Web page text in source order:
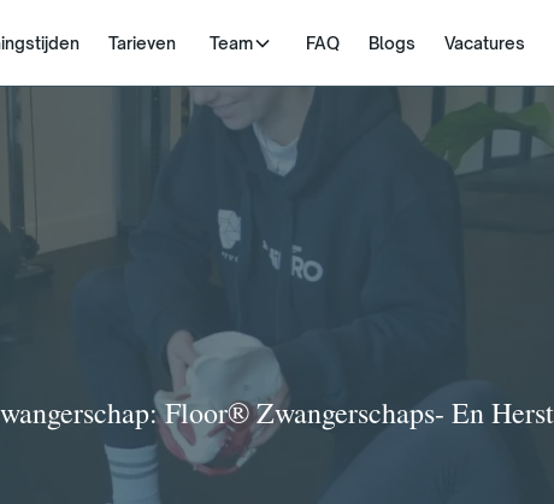
Tarieven Team FAQ Blogs Vacatures
Floor® Zwangerschaps- En